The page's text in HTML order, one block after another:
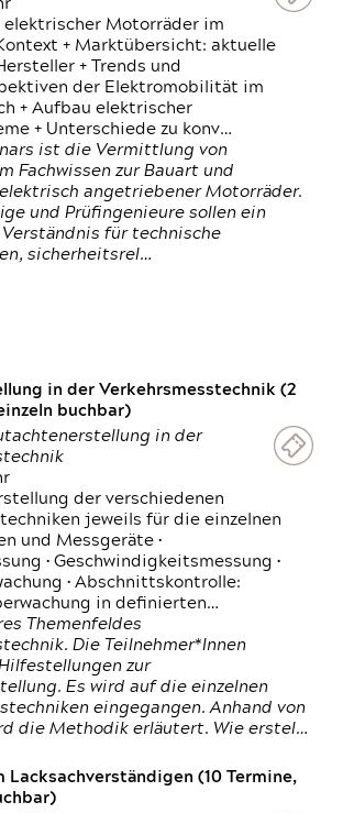
elektrischer Motorräder im
+ Marktübersicht: aktuelle
+ Trends und
der Elektromobilität im
+ Aufbau elektrischer
+ Unterschiede zu konv…
ist die Vermittlung von
Fachwissen zur Bauart und
angetriebener Motorräder.
und Prüfingenieure sollen ein
für technische
sicherheitsrel…
in der Verkehrsmesstechnik (2
buchbar)
in der
der verschiedenen
jeweils für die einzelnen
und Messgeräte •
• Geschwindigkeitsmessung •
• Abschnittskontrolle:
in definierten…
Themenfeldes
Die Teilnehmer*Innen
zur
Es wird auf die einzelnen
eingegangen. Anhand von
die Methodik erläutert. Wie erstel…
Lacksachverständigen (10 Termine,